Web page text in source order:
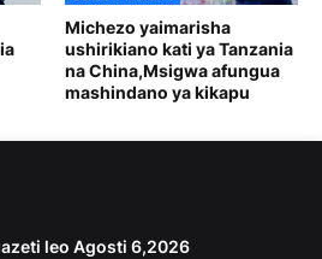
Michezo yaimarisha
ushirikiano kati ya Tanzania
na China,Msigwa afungua
mashindano ya kikapu
leo Agosti 6,2026